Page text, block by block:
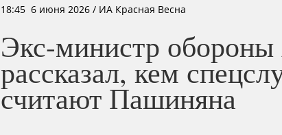
18:45 6 июня 2026 / ИА Красная Весна
Экс-министр
рассказал, кем
считают Пашиняна